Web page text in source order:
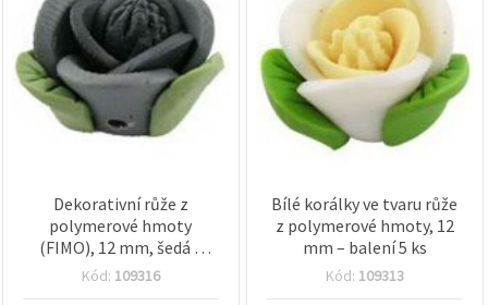
zobrazovali
relevantnější
obsah a
reklamu, a
to i s
pomocí
souhlasit s
použitím
kliknutím
Dekorativní růže z
polymerové hmoty
(FIMO), 12 mm, šedá –
sada 5 ks, komponenty
Kód: 109316
Bílé korálky ve tvaru růže
z polymerové hmoty, 12
mm – balení 5 ks
Kód: 109313